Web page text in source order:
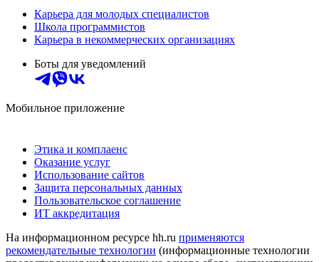
Карьера для молодых специалистов
Школа программистов
Карьера в некоммерческих организациях
Боты для уведомлений
Мобильное приложение
Этика и комплаенс
Оказание услуг
Использование сайтов
Защита персональных данных
Пользовательское соглашение
ИТ аккредитация
На информационном ресурсе hh.ru применяются
рекомендательные технологии (информационные технологии